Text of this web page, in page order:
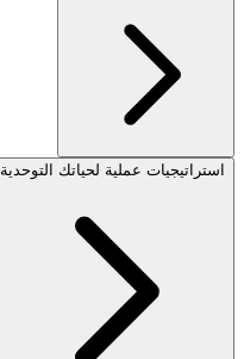
استراتيجيات عملية لحياتك التوحدية